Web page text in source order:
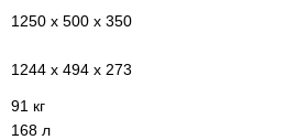
1250 x 500 x 350
1244 x 494 x 273
91 кг
168 л